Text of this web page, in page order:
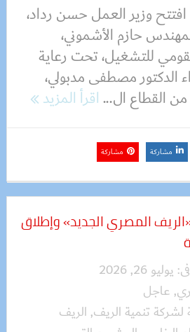
وزير العمل حسن رداد،
حازم الأشموني،
للتشغيل، تحت رعاية
الدكتور مصطفى مدبولي،
اقرأ المزيد
مشاركة مشاركة
المصري الجديد» وإطلاق
فى: يوليو 26, 2026
, عاجل
لشركة تنمية الريف, الريف